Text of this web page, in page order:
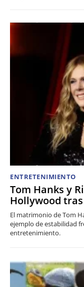
ENTRETENIMIENTO
Tom Hanks y
Hollywood
El matrimonio de Tom
ejemplo de estabilidad
entretenimiento.